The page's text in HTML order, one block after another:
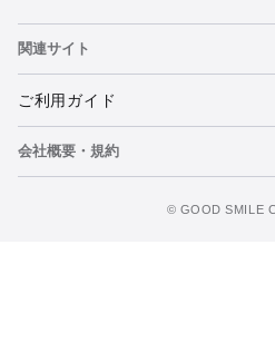
予約期間：2025年10月31日
2026年05月発売・お1人様3
2026年05月発売・お1人様
関連サイト
ねんどろいど
ねんどろいどフェイスメーカー
ご利用ガイド
重要なお知らせ
会社概要・規約
©️ GOOD SMILE